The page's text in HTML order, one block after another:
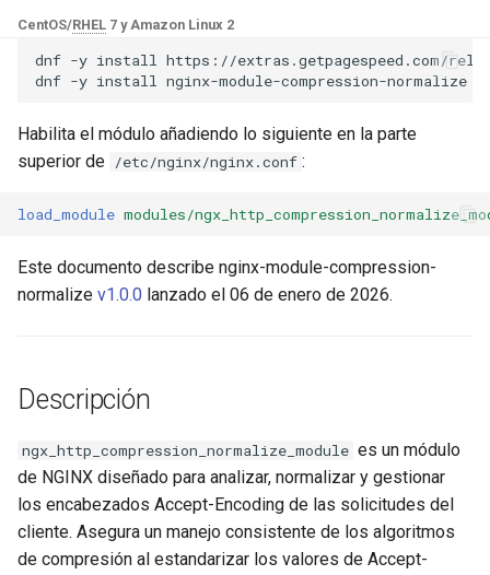
d
$is_ai_crawler
$is_bot
$is_mobile
$is_wearable
$os_family
$os_name
consul-event
consul
cookie
counter
dns-server
dns
etcd
exec
seguridad
Soporte HTTP/3 QUIC de
NGINX - Paquetes RPM para
Servidor Web Angie - Instalar
Linux y AlmaLinux
CentOS/RHEL 7 y Amazon Linux 2
dnf -y install
https://extras.getpagespeed.com/
dnf -y install
Habilita el módulo añadiendo lo siguiente en la parte
superior de /etc/nginx/nginx.conf :
load_module modules/
Este documento describe nginx-module-compression-
normalize v1.0.0 lanzado el 06 de enero de 2026.
Descripción
ngx_http_compression_normalize_module es un módulo
de NGINX diseñado para analizar, normalizar y gestionar
los encabezados Accept-Encoding de las solicitudes del
cliente. Asegura un manejo consistente de los algoritmos
de compresión al estandarizar los valores de Accept-